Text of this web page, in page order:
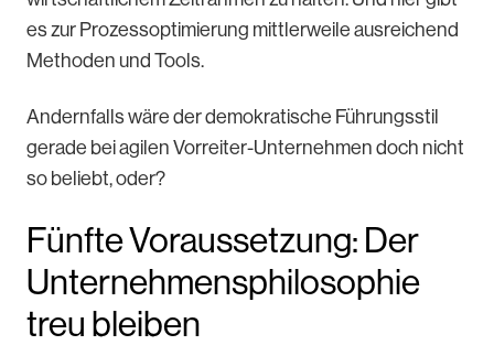
es zur Prozessoptimierung mittlerweile ausreichend
Methoden und Tools.
Andernfalls wäre der demokratische Führungsstil
gerade bei agilen Vorreiter-Unternehmen doch nicht
so beliebt, oder?
Fünfte Voraussetzung: Der
Unternehmensphilosophie
treu bleiben